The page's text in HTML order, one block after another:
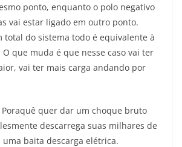
ponto, enquanto o polo negativo
vai estar ligado em outro ponto.
total do sistema todo é equivalente à
que muda é que nesse caso vai ter
vai ter mais carga andando por
Poraquê quer dar um choque bruto
descarrega suas milhares de
baita descarga elétrica.